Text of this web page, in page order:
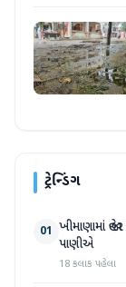
ટ્રેન્ડિંગ
01 ખીમાણામાં
પાણીએ
18 કલાક પહેલા